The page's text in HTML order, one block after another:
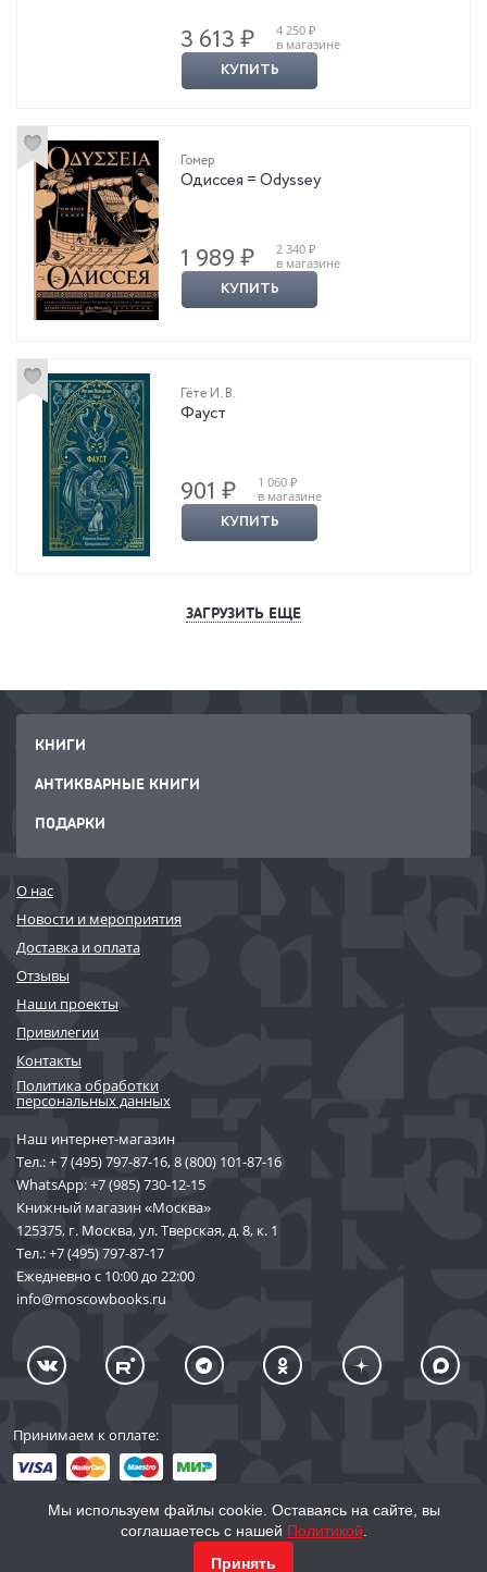
3 613 ₽
4 250 ₽
в магазине
КУПИТЬ
Гомер
Одиссея = Odyssey
1 989 ₽
2 340 ₽
в магазине
КУПИТЬ
Гёте И. В.
Фауст
901 ₽
1 060 ₽
в магазине
КУПИТЬ
ЗАГРУЗИТЬ ЕЩЕ
КНИГИ
АНТИКВАРНЫЕ КНИГИ
ПОДАРКИ
О нас
Новости и мероприятия
Доставка и оплата
Отзывы
Наши проекты
Привилегии
Контакты
Политика обработки
персональных данных
Наш интернет-магазин
Тел.:+ 7 (495) 797-87-16,8 (800) 101-87-16
WhatsApp:+7 (985) 730-12-15
Книжный магазин «Москва»
125375, г. Москва, ул. Тверская, д. 8, к. 1
Тел.:+7 (495) 797-87-17
Ежедневно с 10:00 до 22:00
info@moscowbooks.ru
Принимаем к оплате:
© 2002–2026 «Торговый Дом Книги «МОСКВА»
Мы используем файлы cookie. Оставаясь на сайте, вы
соглашаетесь с нашей Политикой
Принять